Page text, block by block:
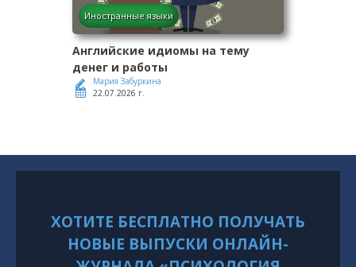
Иностранные языки
Английские идиомы на тему
денег и работы
Мария Забуркина
22.07.2026 г.
ХОТИТЕ БЕСПЛАТНО ПОЛУЧАТЬ
НОВЫЕ ВЫПУСКИ ОНЛАЙН-